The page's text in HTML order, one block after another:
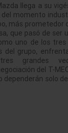
llega a su
del momento
más prometedor
que pasó de ser
uno de los tres
del grupo,
grandes
del T-
dependerán solo